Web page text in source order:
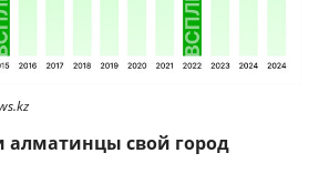
алматинцы свой город